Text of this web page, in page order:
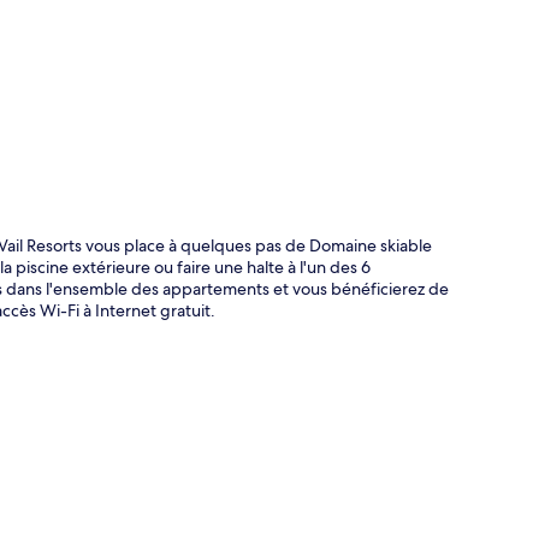
Resorts vous place à quelques pas de Domaine skiable
piscine extérieure ou faire une halte à l'un des 6
l'ensemble des appartements et vous bénéficierez de
Wi-Fi à Internet gratuit.